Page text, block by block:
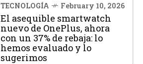
TECNOLOGÍA February 10, 2026
El asequible smartwatch
nuevo de OnePlus, ahora
con un 37% de rebaja: lo
hemos evaluado y lo
sugerimos